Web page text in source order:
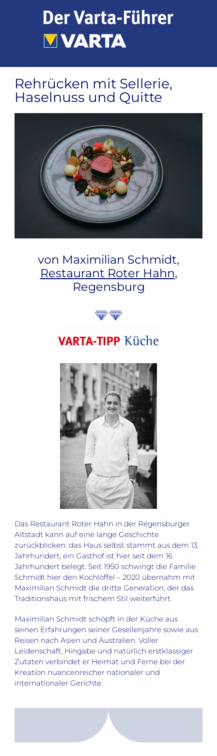
Rehrücken mit Sellerie,
Haselnuss und Quitte
von Maximilian Schmidt,
Restaurant Roter Hahn,
Regensburg
Das Restaurant Roter Hahn in der Regensburger
Altstadt kann auf eine lange Geschichte
zurückblicken: das Haus selbst stammt aus dem 13.
Jahrhundert, ein Gasthof ist hier seit dem 16.
Jahrhundert belegt. Seit 1950 schwingt die Familie
Schmidt hier den Kochlöffel – 2020 übernahm mit
Maximilian Schmidt die dritte Generation, der das
Traditionshaus mit frischem Stil weiterführt.
Maximilian Schmidt schöpft in der Küche aus
seinen Erfahrungen seiner Gesellenjahre sowie aus
Reisen nach Asien und Australien. Voller
Leidenschaft, Hingabe und natürlich erstklassiger
Zutaten verbindet er Heimat und Ferne bei der
Kreation nuancenreicher nationaler und
internationaler Gerichte.